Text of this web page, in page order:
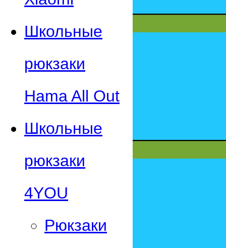
Школьные
рюкзаки
Hama All Out
Школьные
рюкзаки
4YOU
Рюкзаки